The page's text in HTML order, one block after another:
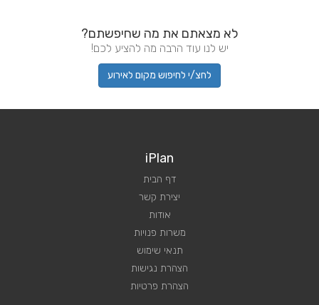
לא מצאתם את מה שחיפשתם?
יש לנו עוד הרבה מה להציע לכם!
לחצ/י לחיפוש מקום לאירוע
iPlan
דף הבית
יצירת קשר
אודות
משרות פנויות
תנאי שימוש
הצהרת נגישות
הצהרת פרטיות